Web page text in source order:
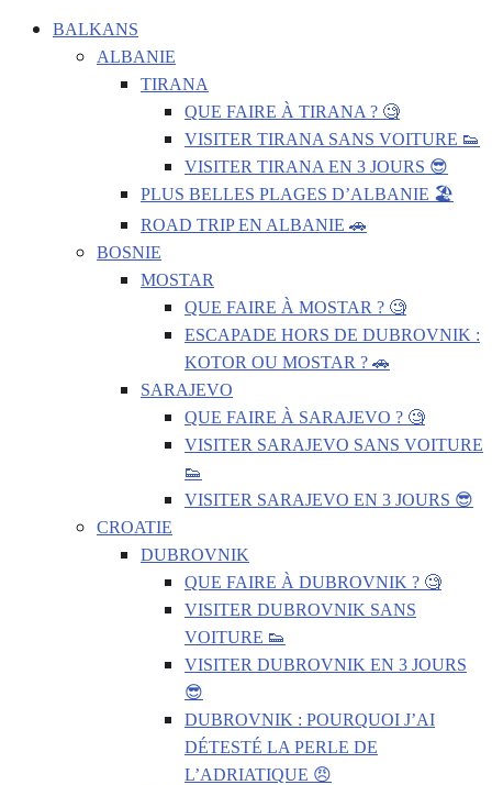
BALKANS
ALBANIE
TIRANA
QUE FAIRE À TIRANA ? 🧐
VISITER TIRANA SANS VOITURE 👟
VISITER TIRANA EN 3 JOURS 😎
PLUS BELLES PLAGES D’ALBANIE 🏖️
ROAD TRIP EN ALBANIE 🚗
BOSNIE
MOSTAR
QUE FAIRE À MOSTAR ? 🧐
ESCAPADE HORS DE DUBROVNIK :
KOTOR OU MOSTAR ? 🚗
SARAJEVO
QUE FAIRE À SARAJEVO ? 🧐
VISITER SARAJEVO SANS VOITURE
👟
VISITER SARAJEVO EN 3 JOURS 😎
CROATIE
DUBROVNIK
QUE FAIRE À DUBROVNIK ? 🧐
VISITER DUBROVNIK SANS
VOITURE 👟
VISITER DUBROVNIK EN 3 JOURS
😎
DUBROVNIK : POURQUOI J’AI
DÉTESTÉ LA PERLE DE
L’ADRIATIQUE 😠